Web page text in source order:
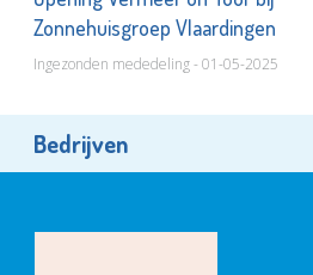
Zonnehuisgroep Vlaardingen
Ingezonden mededeling - 01-05-2025
Bedrijven